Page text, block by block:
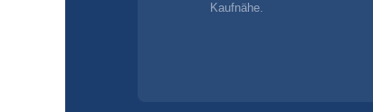
Kaufnähe.